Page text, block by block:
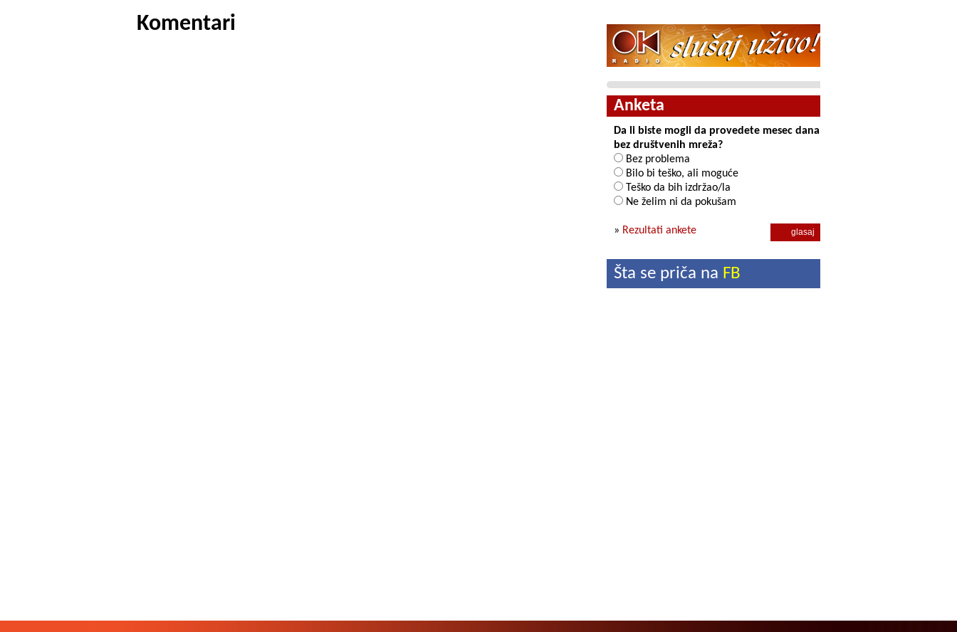
Komentari
Anketa
Da li biste mogli da provedete mesec dana
bez društvenih mreža?
Bez problema
Bilo bi teško, ali moguće
Teško da bih izdržao/la
Ne želim ni da pokušam
» Rezultati ankete
Šta se priča na FB